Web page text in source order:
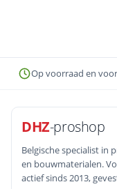
Op voorraad en voor
DHZ-proshop
Belgische specialist in
en bouwmaterialen.
actief sinds 2013,